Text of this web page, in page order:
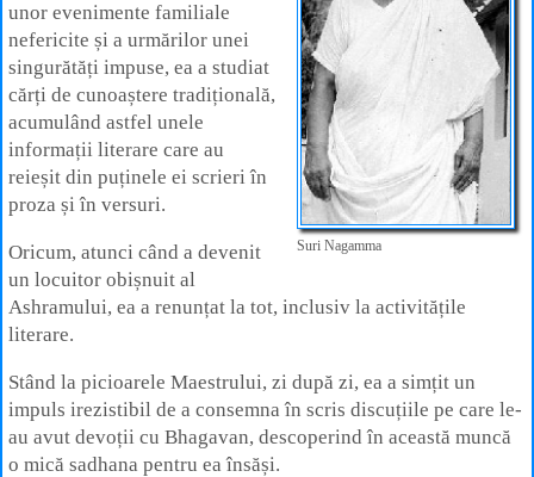
Suri Nagamma
unor evenimente familiale
nefericite și a urmărilor unei
singurătăți impuse, ea a studiat
cărți de cunoaștere tradițională,
acumulând astfel unele
informații literare care au
reieșit din puținele ei scrieri în
proza și în versuri.
Oricum, atunci când a devenit
un locuitor obișnuit al
Ashramului, ea a renunțat la tot, inclusiv la activitățile
literare.
Stând la picioarele Maestrului, zi după zi, ea a simțit un
impuls irezistibil de a consemna în scris discuțiile pe care le-
au avut devoții cu Bhagavan, descoperind în această muncă
o mică sadhana pentru ea însăși.